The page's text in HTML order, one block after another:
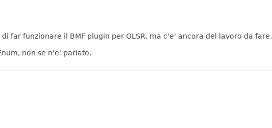
far funzionare il BMF plugin per OLSR, ma c'e' ancora del lavoro da fare.
non se n'e' parlato.